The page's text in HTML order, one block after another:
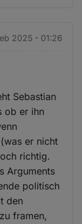
2025 - 01:26
Sebastian
ob er ihn
er nicht
richtig.
Arguments
politisch
den
framen,